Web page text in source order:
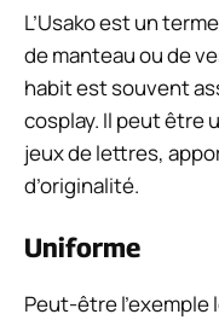
L’Usako est un
de manteau ou de
habit est souvent
cosplay. Il peut être
jeux de lettres,
d’originalité.
Uniforme
Peut-être